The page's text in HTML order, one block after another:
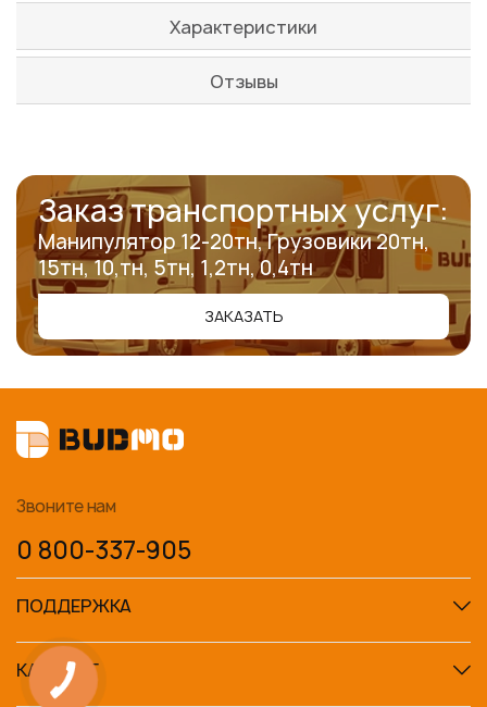
Характеристики
Отзывы
Заказ транспортных услуг:
Манипулятор 12-20тн, Грузовики 20тн,
15тн, 10,тн, 5тн, 1,2тн, 0,4тн
ЗАКАЗАТЬ
Звоните нам
0 800-337-905
ПОДДЕРЖКА
КАТАЛОГ